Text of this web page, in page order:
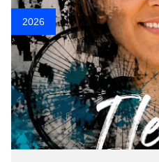
2026